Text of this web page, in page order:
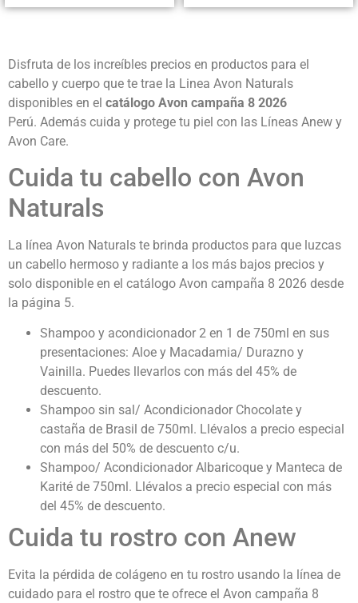
Disfruta de los increíbles precios en productos para el
cabello y cuerpo que te trae la Linea Avon Naturals
disponibles en el catálogo Avon campaña 8 2026
Perú. Además cuida y protege tu piel con las Líneas Anew y
Avon Care.
Cuida tu cabello con Avon
Naturals
La línea Avon Naturals te brinda productos para que luzcas
un cabello hermoso y radiante a los más bajos precios y
solo disponible en el catálogo Avon campaña 8 2026 desde
la página 5.
Shampoo y acondicionador 2 en 1 de 750ml en sus
presentaciones: Aloe y Macadamia/ Durazno y
Vainilla. Puedes llevarlos con más del 45% de
descuento.
Shampoo sin sal/ Acondicionador Chocolate y
castaña de Brasil de 750ml. Llévalos a precio especial
con más del 50% de descuento c/u.
Shampoo/ Acondicionador Albaricoque y Manteca de
Karité de 750ml. Llévalos a precio especial con más
del 45% de descuento.
Cuida tu rostro con Anew
Evita la pérdida de colágeno en tu rostro usando la línea de
cuidado para el rostro que te ofrece el Avon campaña 8